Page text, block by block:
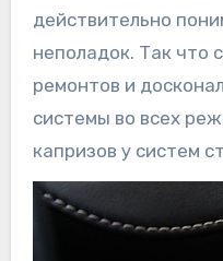
действительно
неполадок. Так что
ремонтов и
системы во всех
капризов у систем